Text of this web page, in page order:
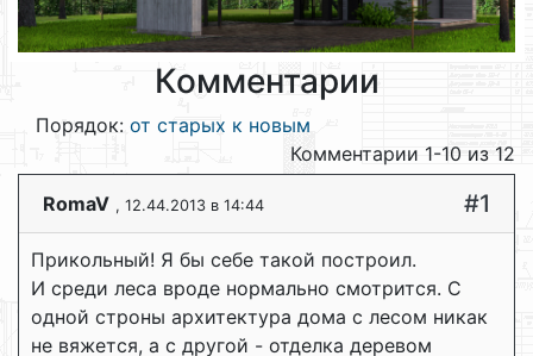
Комментарии
Порядок: от старых к новым
Комментарии 1-10 из 12
RomaV , 12.44.2013 в 14:44 #1
Прикольный! Я бы себе такой построил.
И среди леса вроде нормально смотрится. С
одной строны архитектура дома с лесом никак
не вяжется, а с другой - отделка деревом